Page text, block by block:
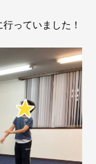
っていました！